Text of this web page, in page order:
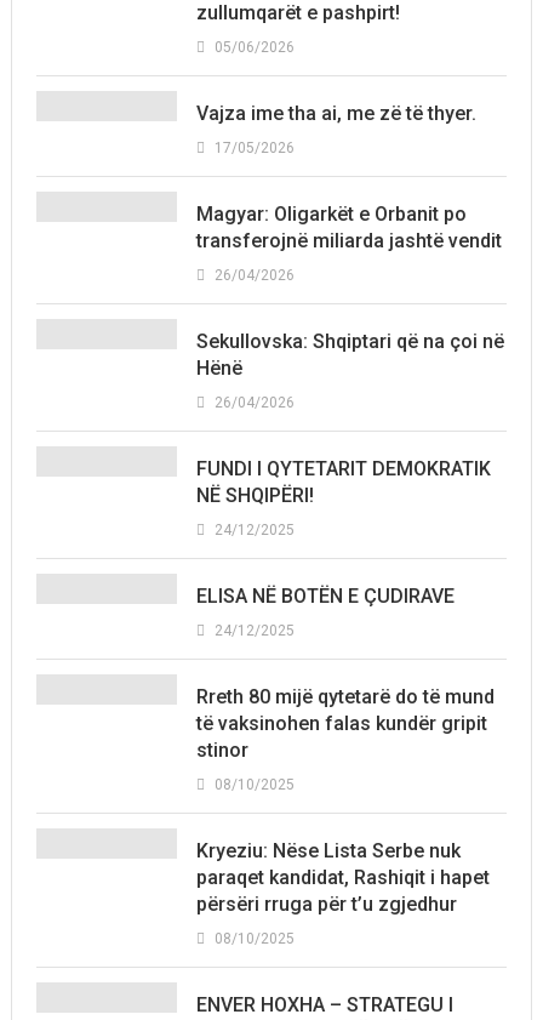
zullumqarët e pashpirt!
05/06/2026
Vajza ime tha ai, me zë të thyer.
17/05/2026
Magyar: Oligarkët e Orbanit po
transferojnë miliarda jashtë vendit
26/04/2026
Sekullovska: Shqiptari që na çoi në
Hënë
26/04/2026
FUNDI I QYTETARIT DEMOKRATIK
NË SHQIPËRI!
24/12/2025
ELISA NË BOTËN E ÇUDIRAVE
24/12/2025
Rreth 80 mijë qytetarë do të mund
të vaksinohen falas kundër gripit
stinor
08/10/2025
Kryeziu: Nëse Lista Serbe nuk
paraqet kandidat, Rashiqit i hapet
përsëri rruga për t’u zgjedhur
08/10/2025
ENVER HOXHA – STRATEGU I